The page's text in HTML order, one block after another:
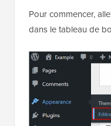
Pour commencer,
dans le tableau de